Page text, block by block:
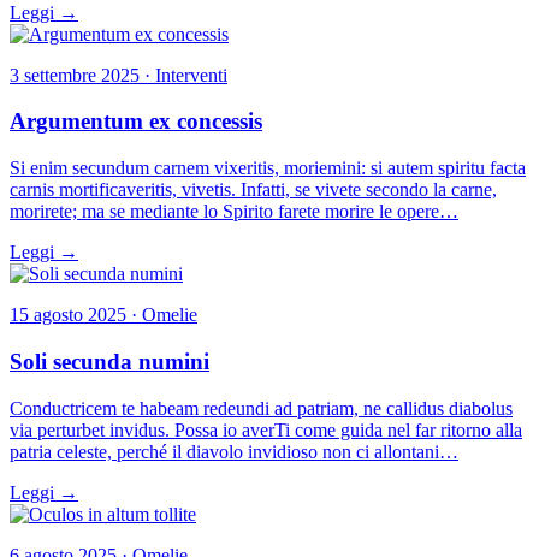
Leggi →
3 settembre 2025 · Interventi
Argumentum ex concessis
Si enim secundum carnem vixeritis, moriemini: si autem spiritu facta
carnis mortificaveritis, vivetis. Infatti, se vivete secondo la carne,
morirete; ma se mediante lo Spirito farete morire le opere…
Leggi →
15 agosto 2025 · Omelie
Soli secunda numini
Conductricem te habeam redeundi ad patriam, ne callidus diabolus
via perturbet invidus. Possa io averTi come guida nel far ritorno alla
patria celeste, perché il diavolo invidioso non ci allontani…
Leggi →